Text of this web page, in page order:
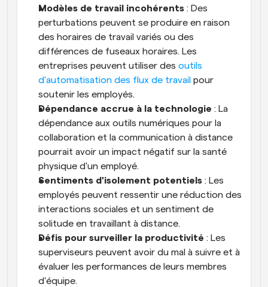
Modèles de travail incohérents : Des
perturbations peuvent se produire en raison
des horaires de travail variés ou des
différences de fuseaux horaires. Les
entreprises peuvent utiliser des outils
d'automatisation des flux de travail pour
soutenir les employés.
Dépendance accrue à la technologie : La
dépendance aux outils numériques pour la
collaboration et la communication à distance
pourrait avoir un impact négatif sur la santé
physique d'un employé.
Sentiments d'isolement potentiels : Les
employés peuvent ressentir une réduction des
interactions sociales et un sentiment de
solitude en travaillant à distance.
Défis pour surveiller la productivité : Les
superviseurs peuvent avoir du mal à suivre et à
évaluer les performances de leurs membres
d'équipe.